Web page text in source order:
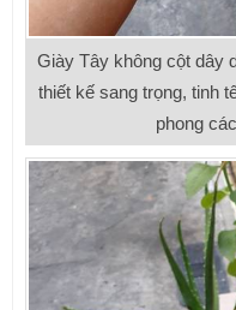
Giày Tây không cột dây
thiết kế sang trọng, tinh
phong